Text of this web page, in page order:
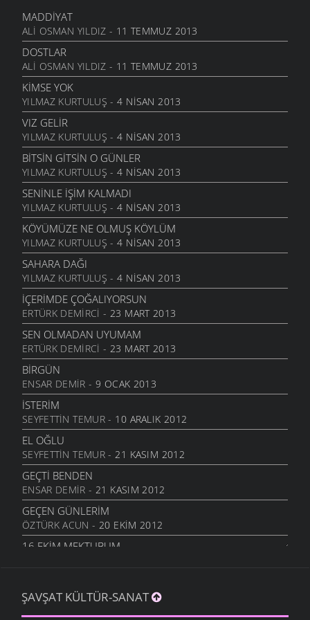
KÖYÜMÜZ
29 MAYIS 2009
ISSIZ
29 MAYIS 2009
ANNECIĞIM
11 MAYIS 2009
MEKTUP
8 MAYIS 2009
BEBEĞIM
27 NISAN 2009
GEL YETERKI
27 NISAN 2009
ANADOLU
16 NISAN 2009
SITEMKAR
16 NISAN 2009
MEZARLIK KUŞLARI
31 MART 2009
MEDENIYET IÇIN INDILER ŞEHIRE
30 MART 2009
SEÇIM DEDIKLERI
30 MART 2009
ANADOLU
24 MART 2009
VASIYET
11 MART 2009
MEMLEKETIMIN DAĞLARI
9 MART 2009
HASAN HOCAYA
9 MART 2009
HASRET
5 MART 2009
MADDIYAT
ALI OSMAN YILDIZ - 11 TEMMUZ 2013
DOSTLAR
ALI OSMAN YILDIZ - 11 TEMMUZ 2013
KIMSE YOK
YILMAZ KURTULUŞ - 4 NISAN 2013
VIZ GELIR
YILMAZ KURTULUŞ - 4 NISAN 2013
BITSIN GITSIN O GÜNLER
YILMAZ KURTULUŞ - 4 NISAN 2013
SENINLE İŞIM KALMADI
YILMAZ KURTULUŞ - 4 NISAN 2013
KÖYÜMÜZE NE OLMUŞ KÖYLÜM
YILMAZ KURTULUŞ - 4 NISAN 2013
SAHARA DAĞI
YILMAZ KURTULUŞ - 4 NISAN 2013
İÇERIMDE ÇOĞALIYORSUN
ERTÜRK DEMIRCI - 23 MART 2013
SEN OLMADAN UYUMAM
ERTÜRK DEMIRCI - 23 MART 2013
BIRGÜN
ENSAR DEMIR - 9 OCAK 2013
İSTERIM
SEYFETTIN TEMUR- 10 ARALIK 2012
EL OĞLU
SEYFETTIN TEMUR- 21 KASIM 2012
GEÇTI BENDEN
ENSAR DEMIR - 21 KASIM 2012
GEÇEN GÜNLERIM
ÖZTÜRK ACUN - 20 EKIM 2012
16.EKIM MEKTUBUM
KIBAR ALTUNAL- 5 EKIM 2012
BAHTINA KÜSME
ŞAVŞAT KÜLTÜR-SANAT